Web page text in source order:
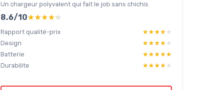
Un chargeur polyvalent qui fait le job sans chichis
8.6/10★★★★★
★★★★★
Rapport qualité-prix ★★★★★
★★★★★
Design
★★★★★
★★★★★
Batterie
★★★★★
★★★★★
Durabilite
★★★★★
★★★★★